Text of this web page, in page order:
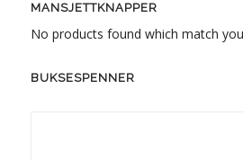
MANSJETTKNAPPER
No products found which match
BUKSESPENNER